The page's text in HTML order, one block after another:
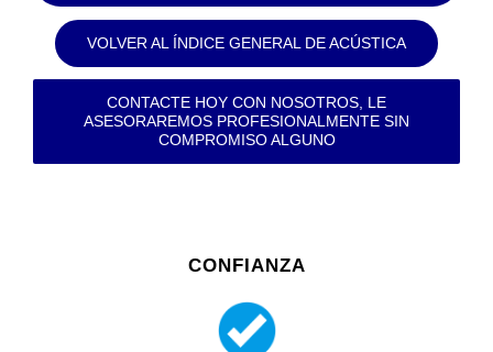
VOLVER AL ÍNDICE GENERAL DE ACÚSTICA
CONTACTE HOY CON NOSOTROS, LE
ASESORAREMOS PROFESIONALMENTE SIN
COMPROMISO ALGUNO
CONFIANZA